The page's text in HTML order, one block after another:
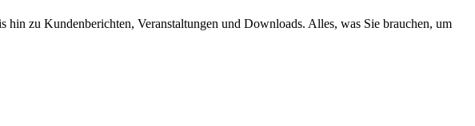
zu Kundenberichten, Veranstaltungen und Downloads. Alles, was Sie brauchen, um